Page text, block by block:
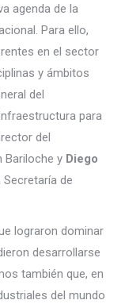
agenda de la
Para ello,
en el sector
y ámbitos
del
para
del
Bariloche y Diego
de
lograron dominar
desarrollarse
también que, en
del mundo